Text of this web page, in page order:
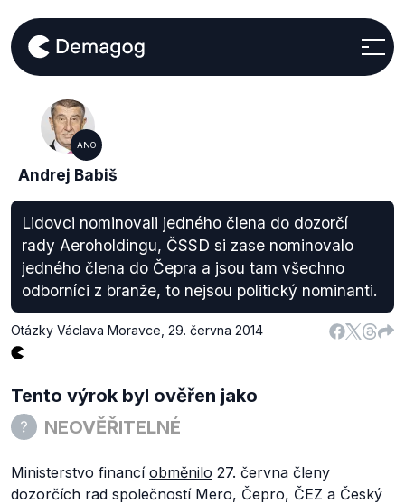
ANO
Andrej Babiš
Lidovci nominovali jedného člena do dozorčí
rady Aeroholdingu, ČSSD si zase nominovalo
jedného člena do Čepra a jsou tam všechno
odborníci z branže, to nejsou politický nominanti.
Otázky Václava Moravce 29. června 2014
Tento výrok byl ověřen jako
NEOVĚŘITELNÉ
Ministerstvo financí obměnilo 27. června členy
dozorčích rad společností Mero, Čepro, ČEZ a Český